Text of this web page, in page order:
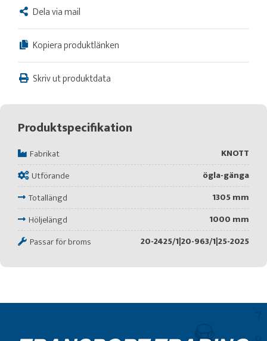
Dela via mail
Kopiera produktlänken
Skriv ut produktdata
Produktspecifikation
Fabrikat
KNOTT
Utförande
ögla-gänga
Totallängd
1305 mm
Höljelängd
1000 mm
Passar för broms
20-2425/1|20-963/1|25-2025